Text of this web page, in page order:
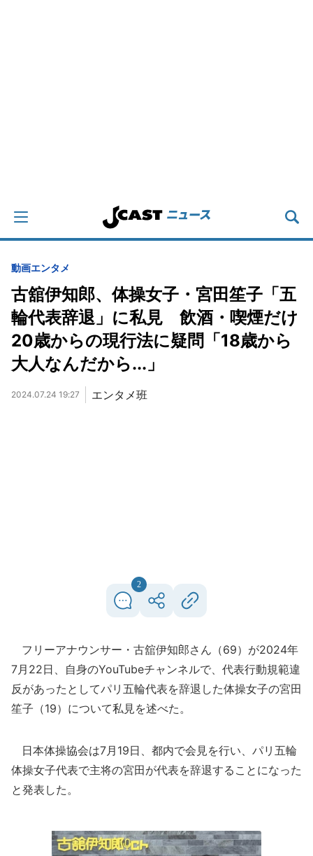
動画エンタメ
古舘伊知郎、体操女子・宮田笙子「五
輪代表辞退」に私見 飲酒・喫煙だけ
20歳からの現行法に疑問「18歳から
大人なんだから...」
2024.07.24 19:27 エンタメ班
2
フリーアナウンサー・古舘伊知郎さん（69）が2024年
7月22日、自身のYouTubeチャンネルで、代表行動規範違
反があったとしてパリ五輪代表を辞退した体操女子の宮田
笙子（19）について私見を述べた。
日本体操協会は7月19日、都内で会見を行い、パリ五輪
体操女子代表で主将の宮田が代表を辞退することになった
と発表した。